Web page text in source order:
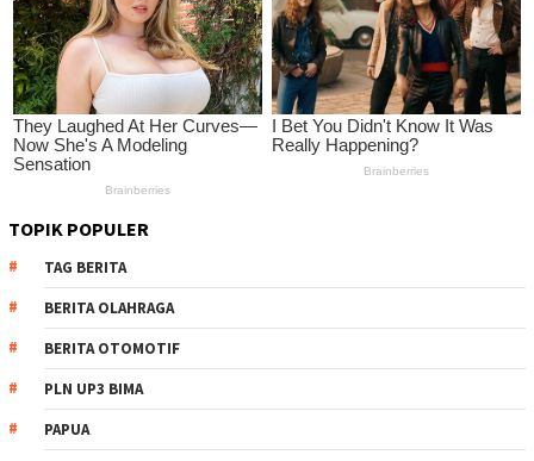
TOPIK POPULER
TAG BERITA
BERITA OLAHRAGA
BERITA OTOMOTIF
PLN UP3 BIMA
PAPUA